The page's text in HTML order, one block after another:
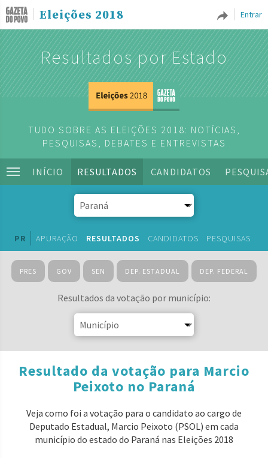
Entrar
Eleições 2018
Resultados por Estado
TUDO SOBRE AS ELEIÇÕES 2018: NOTÍCIAS,
PESQUISAS, DEBATES E ENTREVISTAS
INÍCIO RESULTADOS CANDIDATOS
PR APURAÇÃO RESULTADOS CANDIDATOS PESQUISAS
PRES GOV SEN DEP. ESTADUAL DEP. FEDERAL
Resultados da votação por município:
Resultado da votação para Marcio
Peixoto no Paraná
Veja como foi a votação para o candidato ao cargo de
Deputado Estadual, Marcio Peixoto (PSOL) em cada
município do estado do Paraná nas Eleições 2018